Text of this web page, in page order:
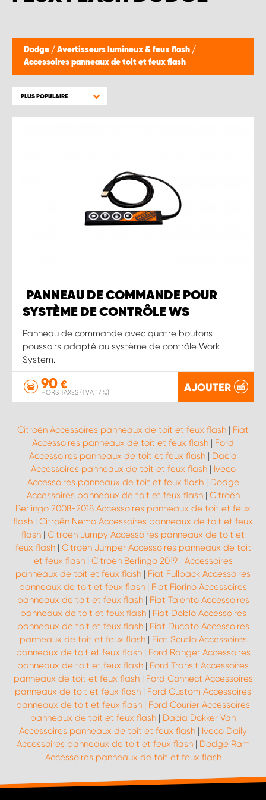
Dodge / Avertisseurs lumineux & feux flash /
Accessoires panneaux de toit et feux flash
PLUS POPULAIRE
PANNEAU DE COMMANDE POUR
SYSTÈME DE CONTRÔLE WS
Panneau de commande avec quatre boutons
poussoirs adapté au système de contrôle Work
System.
90 €
HORS TAXES (TVA 17 %) AJOUTER
Citroën Accessoires panneaux de toit et feux flash | Fiat
Accessoires panneaux de toit et feux flash | Ford
Accessoires panneaux de toit et feux flash | Dacia
Accessoires panneaux de toit et feux flash| Iveco
Accessoires panneaux de toit et feux flash| Dodge
Accessoires panneaux de toit et feux flash| Citroën
Berlingo 2008-2018 Accessoires panneaux de toit et feux
flash | Citroën Nemo Accessoires panneaux de toit et feux
flash | Citroën Jumpy Accessoires panneaux de toit et
feux flash| Citroën Jumper Accessoires panneaux de toit
et feux flash| Citroën Berlingo 2019- Accessoires
panneaux de toit et feux flash | Fiat Fullback Accessoires
panneaux de toit et feux flash | Fiat Fiorino Accessoires
panneaux de toit et feux flash| Fiat Talento Accessoires
panneaux de toit et feux flash| Fiat Doblo Accessoires
panneaux de toit et feux flash| Fiat Ducato Accessoires
panneaux de toit et feux flash| Fiat Scudo Accessoires
panneaux de toit et feux flash| Ford Ranger Accessoires
panneaux de toit et feux flash | Ford Transit Accessoires
panneaux de toit et feux flash| Ford Connect Accessoires
panneaux de toit et feux flash | Ford Custom Accessoires
panneaux de toit et feux flash | Ford Courier Accessoires
panneaux de toit et feux flash | Dacia Dokker Van
Accessoires panneaux de toit et feux flash | Iveco Daily
Accessoires panneaux de toit et feux flash| Dodge Ram
Accessoires panneaux de toit et feux flash